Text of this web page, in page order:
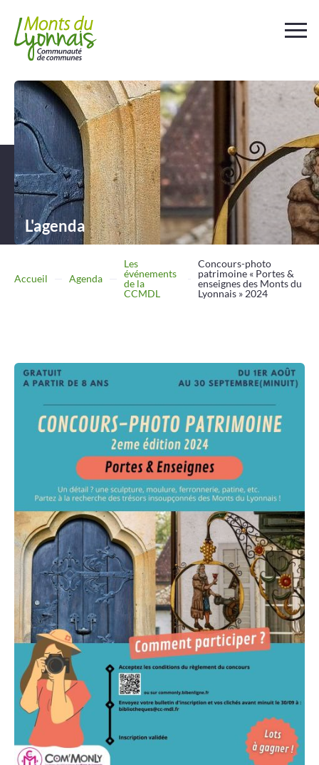
L'agenda
Accueil Agenda
Les
événements
de la
CCMDL
Concours-photo
patrimoine « Portes &
enseignes des Monts du
Lyonnais » 2024
Votrecollectivité
quotidien
Déchets etassainissement
TravaillerEntreprendre
Agenda
Agenda
Actualités
Vidéos
Newsletter
Infor’Monts, le journal de la CCMDL
Projets
Contact